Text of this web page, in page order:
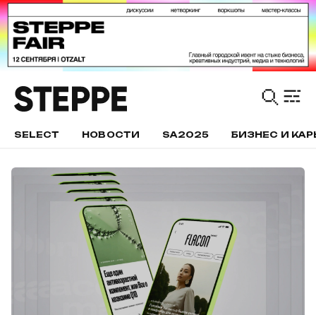
SELECT НОВОСТИ SA2025 БИЗНЕС И